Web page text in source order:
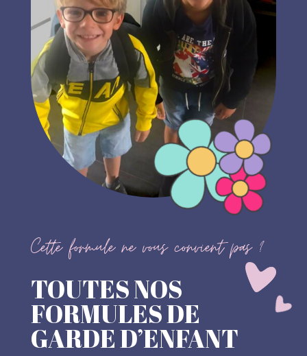
Cette formule ne vous convient pas ?
TOUTES NOS
FORMULES DE
GARDE D’ENFANT